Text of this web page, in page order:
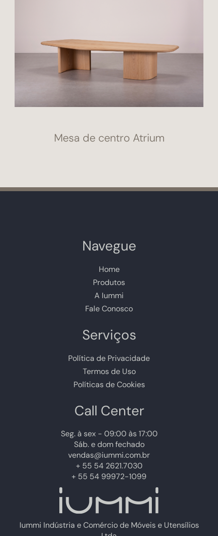
Mesa de centro Atrium
Navegue
Home
Produtos
A Iummi
Fale Conosco
Serviços
Política de Privacidade
Termos de Uso
Políticas de Cookies
Call Center
Seg. à sex - 09:00 às 17:00
Sáb. e dom fechado
vendas@iummi.com.br
+ 55 54 2621.7030
+ 55 54 99972-1099
Iummi Indústria e Comércio de Móveis e Utensílios